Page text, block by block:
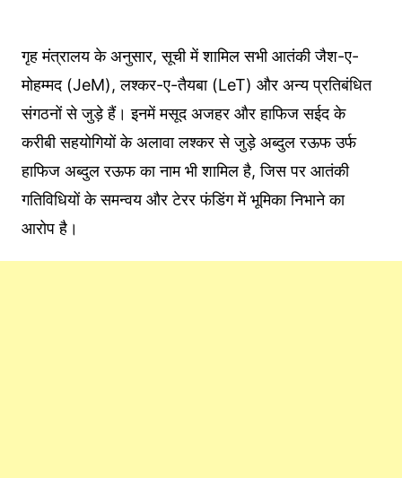
गृह मंत्रालय के अनुसार, सूची में शामिल सभी आतंकी जैश-ए-
मोहम्मद (JeM), लश्कर-ए-तैयबा (LeT) और अन्य प्रतिबंधित
संगठनों से जुड़े हैं। इनमें मसूद अजहर और हाफिज सईद के
करीबी सहयोगियों के अलावा लश्कर से जुड़े अब्दुल रऊफ उर्फ
हाफिज अब्दुल रऊफ का नाम भी शामिल है, जिस पर आतंकी
गतिविधियों के समन्वय और टेरर फंडिंग में भूमिका निभाने का
आरोप है।